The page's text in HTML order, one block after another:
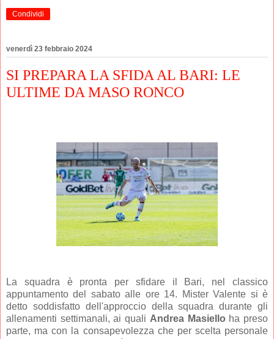
Condividi
venerdì 23 febbraio 2024
SI PREPARA LA SFIDA AL BARI: LE
ULTIME DA MASO RONCO
La squadra è pronta per sfidare il Bari, nel classico
appuntamento del sabato alle ore 14. Mister Valente si è
detto soddisfatto dell'approccio della squadra durante gli
allenamenti settimanali, ai quali Andrea Masiello ha preso
parte, ma con la consapevolezza che per scelta personale